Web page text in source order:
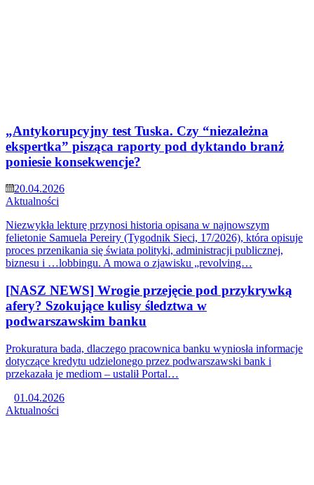
„Antykorupcyjny test Tuska. Czy “niezależna
ekspertka” pisząca raporty pod dyktando branż
poniesie konsekwencje?
20.04.2026
Aktualności
Niezwykła lekturę przynosi historia opisana w najnowszym
felietonie Samuela Pereiry (Tygodnik Sieci, 17/2026), która opisuje
proces przenikania się świata polityki, administracji publicznej,
biznesu i …lobbingu. A mowa o zjawisku „revolving…
[NASZ NEWS] Wrogie przejęcie pod przykrywką
afery? Szokujące kulisy śledztwa w
podwarszawskim banku
Prokuratura bada, dlaczego pracownica banku wyniosła informacje
dotyczące kredytu udzielonego przez podwarszawski bank i
przekazała je mediom – ustalił Portal…
01.04.2026
Aktualności